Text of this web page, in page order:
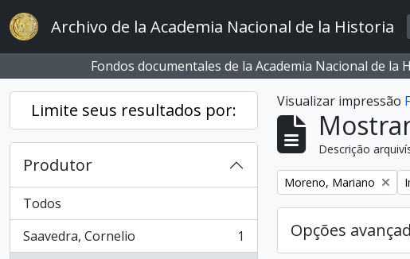
Skip to main content
Archivo de la Academia Nacional de la Historia
Fondos documentales de la Academia Nacional de la
Limite seus resultados por:
Produtor
Todos
Saavedra, Cornelio
, 1 resultados
1
Visualizar impressão
Descrição
Remover filtro:
Moreno, Mariano
Opções